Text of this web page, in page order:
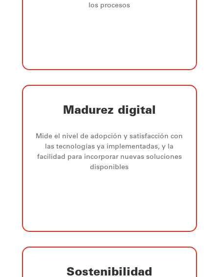
los procesos
Madurez digital
Mide el nivel de adopción y satisfacción con
las tecnologías ya implementadas, y la
facilidad para incorporar nuevas soluciones
disponibles
Sostenibilidad